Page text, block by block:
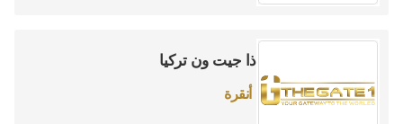
ذا جيت ون تركيا
أنقرة